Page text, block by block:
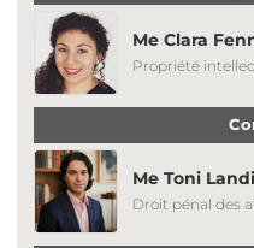
Me Clara
Propriété
Me Toni
Droit pénal des